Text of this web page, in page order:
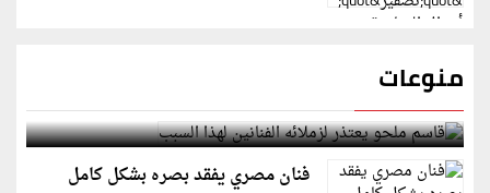
منوعات
قاسم ملحو يعتذر لزملائه الفنانين لهذا السبب
فنان مصري يفقد بصره بشكل كامل